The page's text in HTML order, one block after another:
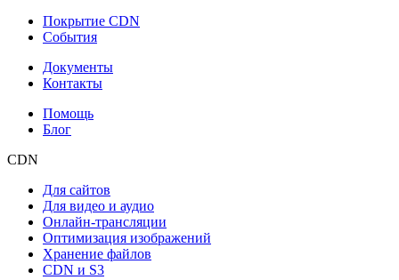
Покрытие CDN
События
Документы
Контакты
Помощь
Блог
CDN
Для сайтов
Для видео и аудио
Онлайн-трансляции
Оптимизация изображений
Хранение файлов
CDN и S3